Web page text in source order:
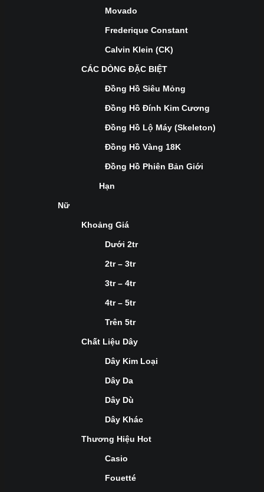
Movado
Frederique Constant
Calvin Klein (CK)
CÁC DÒNG ĐẶC BIỆT
Đồng Hồ Siêu Mỏng
Đồng Hồ Đính Kim Cương
Đồng Hồ Lộ Máy (Skeleton)
Đồng Hồ Vàng 18K
Đồng Hồ Phiên Bản Giới
Hạn
Nữ
Khoảng Giá
Dưới 2tr
2tr – 3tr
3tr – 4tr
4tr – 5tr
Trên 5tr
Chất Liệu Dây
Dây Kim Loại
Dây Da
Dây Dù
Dây Khác
Thương Hiệu Hot
Casio
Fouetté